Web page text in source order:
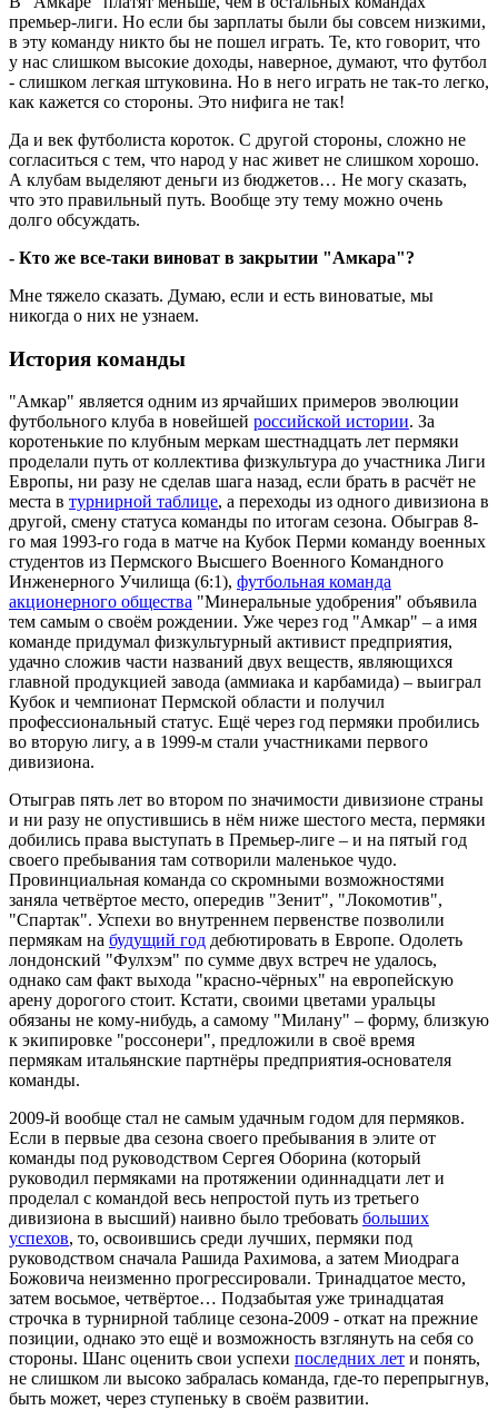
премьер-лиги. Но если бы зарплаты были бы совсем низкими,
в эту команду никто бы не пошел играть. Те, кто говорит, что
у нас слишком высокие доходы, наверное, думают, что футбол
- слишком легкая штуковина. Но в него играть не так-то легко,
как кажется со стороны. Это нифига не так!
Да и век футболиста короток. С другой стороны, сложно не
согласиться с тем, что народ у нас живет не слишком хорошо.
А клубам выделяют деньги из бюджетов… Не могу сказать,
что это правильный путь. Вообще эту тему можно очень
долго обсуждать.
- Кто же все-таки виноват в закрытии "Амкара"?
Мне тяжело сказать. Думаю, если и есть виноватые, мы
никогда о них не узнаем.
История команды
"Амкар" является одним из ярчайших примеров эволюции
футбольного клуба в новейшей российской истории. За
коротенькие по клубным меркам шестнадцать лет пермяки
проделали путь от коллектива физкультура до участника Лиги
Европы, ни разу не сделав шага назад, если брать в расчёт не
места в турнирной таблице, а переходы из одного дивизиона в
другой, смену статуса команды по итогам сезона. Обыграв 8-
го мая 1993-го года в матче на Кубок Перми команду военных
студентов из Пермского Высшего Военного Командного
Инженерного Училища (6:1), футбольная команда
акционерного общества "Минеральные удобрения" объявила
тем самым о своём рождении. Уже через год "Амкар" – а имя
команде придумал физкультурный активист предприятия,
удачно сложив части названий двух веществ, являющихся
главной продукцией завода (аммиака и карбамида) – выиграл
Кубок и чемпионат Пермской области и получил
профессиональный статус. Ещё через год пермяки пробились
во вторую лигу, а в 1999-м стали участниками первого
дивизиона.
Отыграв пять лет во втором по значимости дивизионе страны
и ни разу не опустившись в нём ниже шестого места, пермяки
добились права выступать в Премьер-лиге – и на пятый год
своего пребывания там сотворили маленькое чудо.
Провинциальная команда со скромными возможностями
заняла четвёртое место, опередив "Зенит", "Локомотив",
"Спартак". Успехи во внутреннем первенстве позволили
пермякам на будущий год дебютировать в Европе. Одолеть
лондонский "Фулхэм" по сумме двух встреч не удалось,
однако сам факт выхода "красно-чёрных" на европейскую
арену дорогого стоит. Кстати, своими цветами уральцы
обязаны не кому-нибудь, а самому "Милану" – форму, близкую
к экипировке "россонери", предложили в своё время
пермякам итальянские партнёры предприятия-основателя
команды.
2009-й вообще стал не самым удачным годом для пермяков.
Если в первые два сезона своего пребывания в элите от
команды под руководством Сергея Оборина (который
руководил пермяками на протяжении одиннадцати лет и
проделал с командой весь непростой путь из третьего
дивизиона в высший) наивно было требовать больших
успехов, то, освоившись среди лучших, пермяки под
руководством сначала Рашида Рахимова, а затем Миодрага
Божовича неизменно прогрессировали. Тринадцатое место,
затем восьмое, четвёртое… Подзабытая уже тринадцатая
строчка в турнирной таблице сезона-2009 - откат на прежние
позиции, однако это ещё и возможность взглянуть на себя со
стороны. Шанс оценить свои успехи последних лет и понять,
не слишком ли высоко забралась команда, где-то перепрыгнув,
быть может, через ступеньку в своём развитии.